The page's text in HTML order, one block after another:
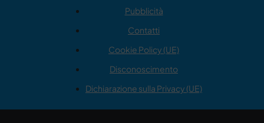
Pubblicità
Contatti
Cookie Policy (UE)
Disconoscimento
Dichiarazione sulla Privacy (UE)